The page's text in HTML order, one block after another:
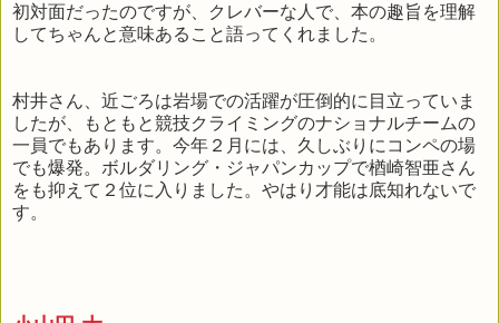
初対面だったのですが、クレバーな人で、本の趣旨を理解
してちゃんと意味あること語ってくれました。
村井さん、近ごろは岩場での活躍が圧倒的に目立っていま
したが、もともと競技クライミングのナショナルチームの
一員でもあります。今年２月には、久しぶりにコンペの場
でも爆発。ボルダリング・ジャパンカップで楢崎智亜さん
をも抑えて２位に入りました。やはり才能は底知れないで
す。